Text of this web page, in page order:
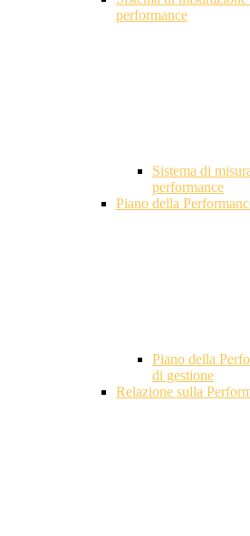
performance
Sistema di
performance
Piano della
Piano della
di gestione
Relazione sulla